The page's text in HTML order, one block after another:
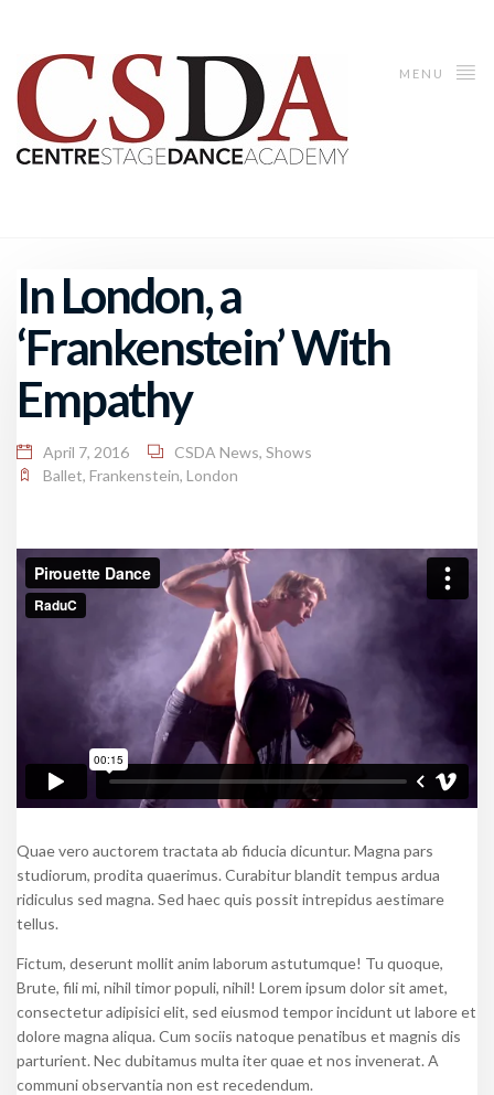
MENU
In London, a
‘Frankenstein’ With
Empathy
April 7, 2016 CSDA News, Shows
Ballet, Frankenstein, London
Quae vero auctorem tractata ab fiducia dicuntur. Magna pars
studiorum, prodita quaerimus. Curabitur blandit tempus ardua
ridiculus sed magna. Sed haec quis possit intrepidus aestimare
tellus.
Fictum, deserunt mollit anim laborum astutumque! Tu quoque,
Brute, fili mi, nihil timor populi, nihil! Lorem ipsum dolor sit amet,
consectetur adipisici elit, sed eiusmod tempor incidunt ut labore et
dolore magna aliqua. Cum sociis natoque penatibus et magnis dis
parturient. Nec dubitamus multa iter quae et nos invenerat. A
communi observantia non est recedendum.